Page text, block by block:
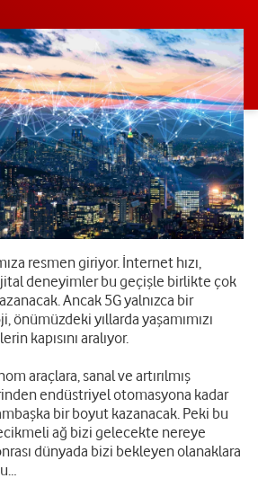
resmen giriyor. İnternet hızı,
deneyimler bu geçişle birlikte çok
Ancak 5G yalnızca bir
önümüzdeki yıllarda yaşamımızı
kapısını aralıyor.
araçlara, sanal ve artırılmış
endüstriyel otomasyona kadar
bir boyut kazanacak. Peki bu
ağ bizi gelecekte nereye
dünyada bizi bekleyen olanaklara